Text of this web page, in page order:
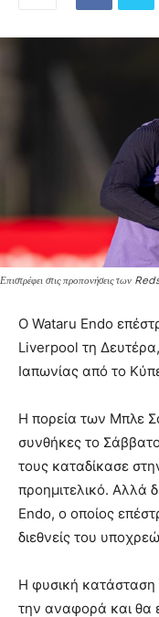
Επιστρέφει στις προπονήσεις των
Ο Wataru Endo
Liverpool τη
Ιαπωνίας από το
Η πορεία των Μπλε
συνθήκες το
τους καταδίκασε
προημιτελικό. Αλλά
Endo, ο οποίος
διεθνείς του
Η φυσική κατάσταση
την αναφορά και θα